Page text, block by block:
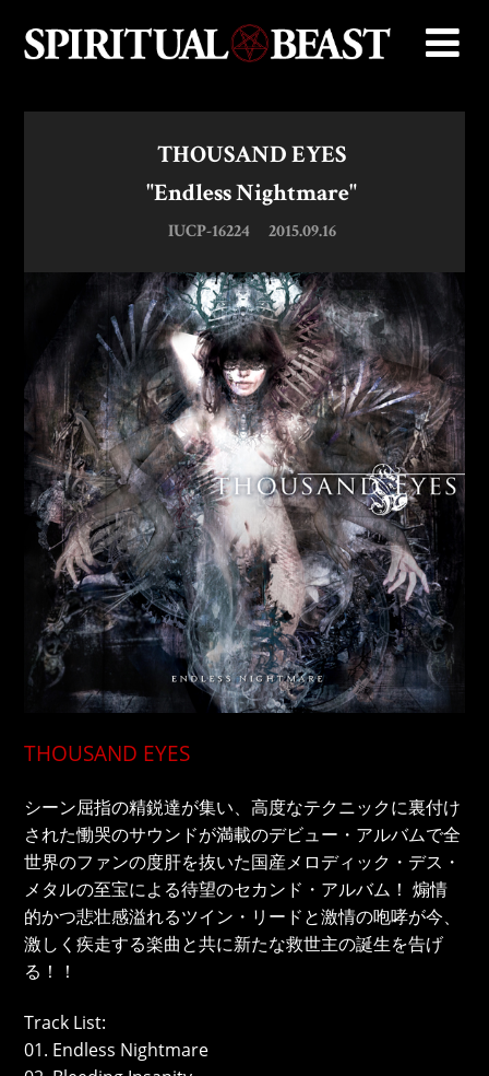
THOUSAND EYES
"Endless Nightmare"
IUCP-16224 2015.09.16
THOUSAND EYES
シーン屈指の精鋭達が集い、高度なテクニックに裏付け
された慟哭のサウンドが満載のデビュー・アルバムで全
世界のファンの度肝を抜いた国産メロディック・デス・
メタルの至宝による待望のセカンド・アルバム！ 煽情
的かつ悲壮感溢れるツイン・リードと激情の咆哮が今、
激しく疾走する楽曲と共に新たな救世主の誕生を告げ
る！！
Track List:
01. Endless Nightmare